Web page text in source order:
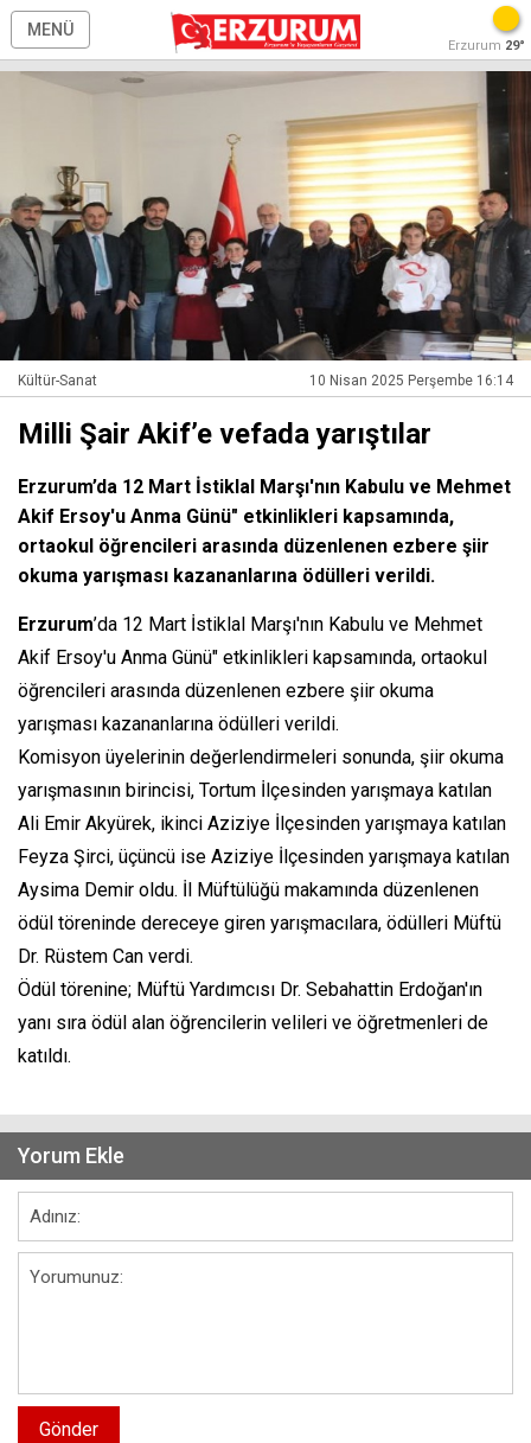
MENÜ
Erzurum 29°
Kültür-Sanat 10 Nisan 2025 Perşembe 16:14
Milli Şair Akif’e vefada yarıştılar
Erzurum’da 12 Mart İstiklal Marşı'nın Kabulu ve Mehmet
Akif Ersoy'u Anma Günü" etkinlikleri kapsamında,
ortaokul öğrencileri arasında düzenlenen ezbere şiir
okuma yarışması kazananlarına ödülleri verildi.
Erzurum’da 12 Mart İstiklal Marşı'nın Kabulu ve Mehmet
Akif Ersoy'u Anma Günü" etkinlikleri kapsamında, ortaokul
öğrencileri arasında düzenlenen ezbere şiir okuma
yarışması kazananlarına ödülleri verildi.
Komisyon üyelerinin değerlendirmeleri sonunda, şiir okuma
yarışmasının birincisi, Tortum İlçesinden yarışmaya katılan
Ali Emir Akyürek, ikinci Aziziye İlçesinden yarışmaya katılan
Feyza Şirci, üçüncü ise Aziziye İlçesinden yarışmaya katılan
Aysima Demir oldu. İl Müftülüğü makamında düzenlenen
ödül töreninde dereceye giren yarışmacılara, ödülleri Müftü
Dr. Rüstem Can verdi.
Ödül törenine; Müftü Yardımcısı Dr. Sebahattin Erdoğan'ın
yanı sıra ödül alan öğrencilerin velileri ve öğretmenleri de
katıldı.
Yorum Ekle
Gönder